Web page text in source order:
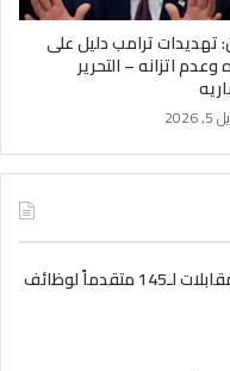
تهديدات ترامب دليل على
وعدم اتزانه – التحرير
تعليم أسوان يجري مقابلات لـ145 متقدماً لوظائف